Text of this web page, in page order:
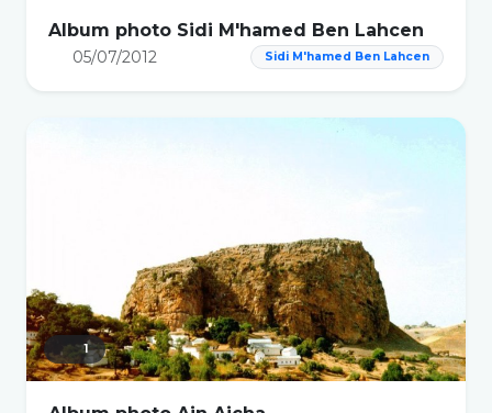
Album photo Sidi M'hamed Ben Lahcen
05/07/2012 Sidi M'hamed Ben Lahcen
1